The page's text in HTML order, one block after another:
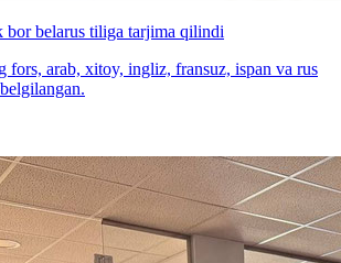
bor belarus tiliga tarjima qilindi
fors, arab, xitoy, ingliz, fransuz, ispan va rus